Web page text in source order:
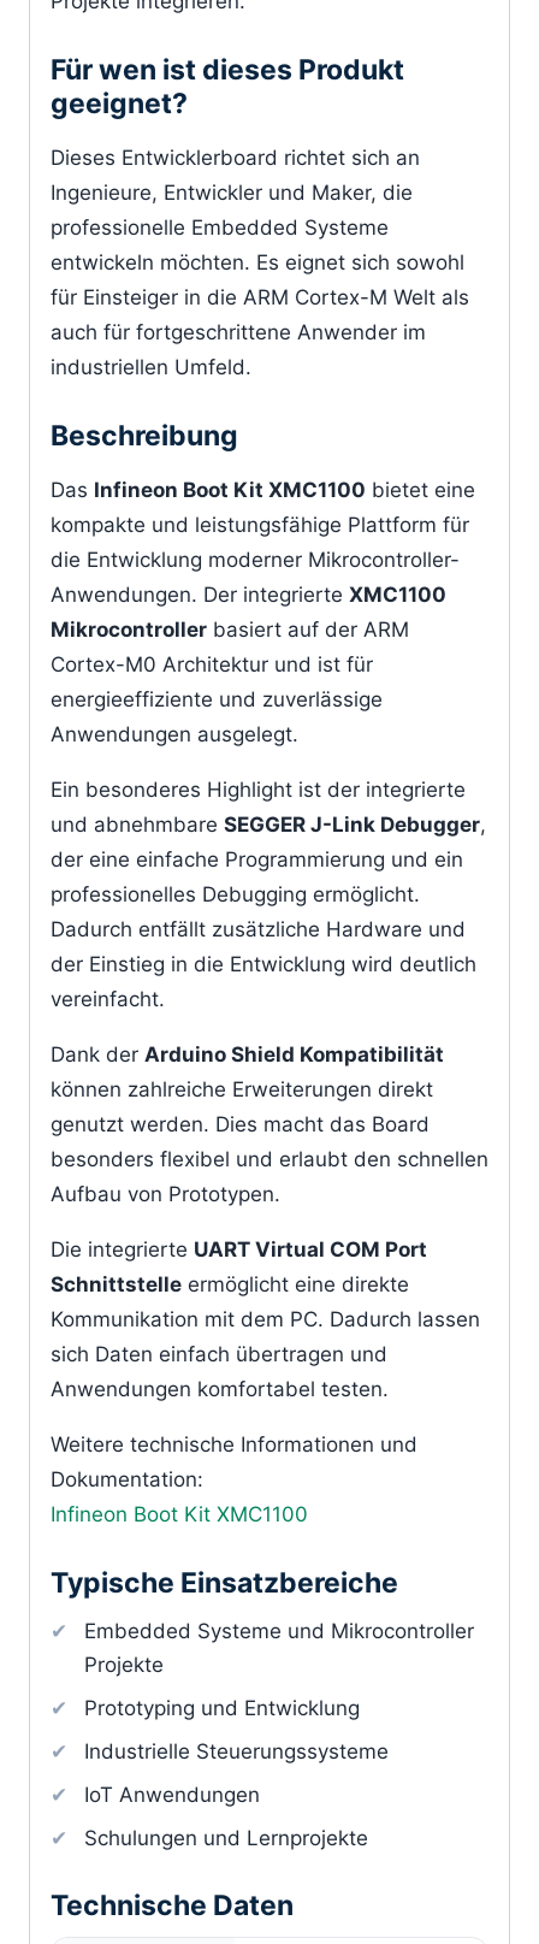
Für wen ist dieses Produkt
geeignet?
Dieses Entwicklerboard richtet sich an
Ingenieure, Entwickler und Maker, die
professionelle Embedded Systeme
entwickeln möchten. Es eignet sich sowohl
für Einsteiger in die ARM Cortex-M Welt als
auch für fortgeschrittene Anwender im
industriellen Umfeld.
Beschreibung
Das Infineon Boot Kit XMC1100 bietet eine
kompakte und leistungsfähige Plattform für
die Entwicklung moderner Mikrocontroller-
Anwendungen. Der integrierte XMC1100
Mikrocontroller basiert auf der ARM
Cortex-M0 Architektur und ist für
energieeffiziente und zuverlässige
Anwendungen ausgelegt.
Ein besonderes Highlight ist der integrierte
und abnehmbare SEGGER J-Link Debugger,
der eine einfache Programmierung und ein
professionelles Debugging ermöglicht.
Dadurch entfällt zusätzliche Hardware und
der Einstieg in die Entwicklung wird deutlich
vereinfacht.
Dank der Arduino Shield Kompatibilität
können zahlreiche Erweiterungen direkt
genutzt werden. Dies macht das Board
besonders flexibel und erlaubt den schnellen
Aufbau von Prototypen.
Die integrierte UART Virtual COM Port
Schnittstelle ermöglicht eine direkte
Kommunikation mit dem PC. Dadurch lassen
sich Daten einfach übertragen und
Anwendungen komfortabel testen.
Weitere technische Informationen und
Dokumentation:
Infineon Boot Kit XMC1100
Typische Einsatzbereiche
Embedded Systeme und Mikrocontroller
Projekte
Prototyping und Entwicklung
Industrielle Steuerungssysteme
IoT Anwendungen
Schulungen und Lernprojekte
Technische Daten